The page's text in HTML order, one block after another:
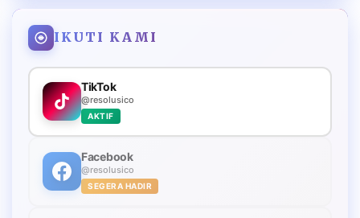
IKUTI KAMI
TikTok
@resolusico
AKTIF
Facebook
@resolusico
SEGERA HADIR